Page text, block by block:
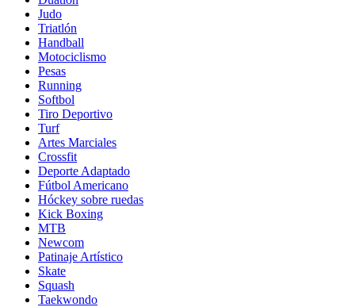
Judo
Triatlón
Handball
Motociclismo
Pesas
Running
Softbol
Tiro Deportivo
Turf
Artes Marciales
Crossfit
Deporte Adaptado
Fútbol Americano
Hóckey sobre ruedas
Kick Boxing
MTB
Newcom
Patinaje Artístico
Skate
Squash
Taekwondo